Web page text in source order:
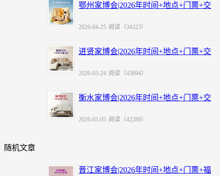
鄂州家博会|2026年时间+地点+门票+交
2026-04-25 阅读（34323）
进贤家博会|2026年时间+地点+门票+交
2026-03-24 阅读（45894）
衡水家博会|2026年时间+地点+门票+交
2026-03-05 阅读（42289）
随机文章
晋江家博会|2026年时间+地点+门票+福